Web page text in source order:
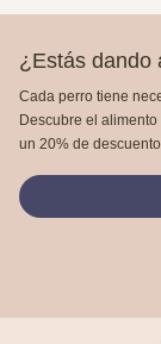
¿Estás dando
Cada perro tiene
Descubre el
un 20% de descuento.